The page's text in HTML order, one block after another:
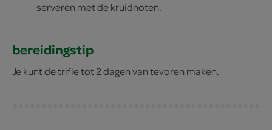
serveren met de kruidnoten.
bereidingstip
Je kunt de trifle tot 2 dagen van tevoren maken.